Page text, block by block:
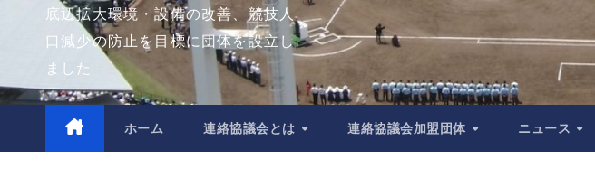
底辺拡大環境・設備の改善、競技人
口減少の防止を目標に団体を設立し
ました
ホーム 連絡協議会とは 連絡協議会加盟団体 ニュース